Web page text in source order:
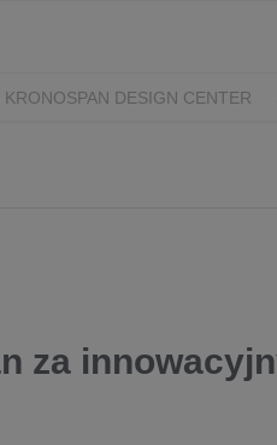
KRONOSPAN DESIGN CENTER
za